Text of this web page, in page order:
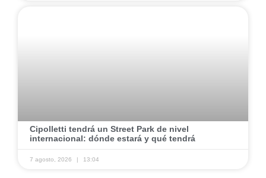
​Cipolletti tendrá un Street Park de nivel
internacional: dónde estará y qué tendrá
7 agosto, 2026 13:04